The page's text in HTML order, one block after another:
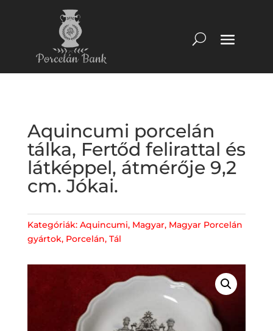
Aquincumi porcelán
tálka, Fertőd felirattal és
látképpel, átmérője 9,2
cm. Jókai.
Kategóriák: Aquincumi, Magyar, Magyar Porcelán
gyártok, Porcelán, Tál